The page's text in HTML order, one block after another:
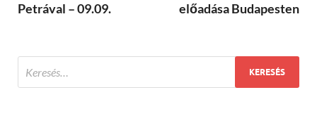
Petrával – 09.09.
előadása Budapesten